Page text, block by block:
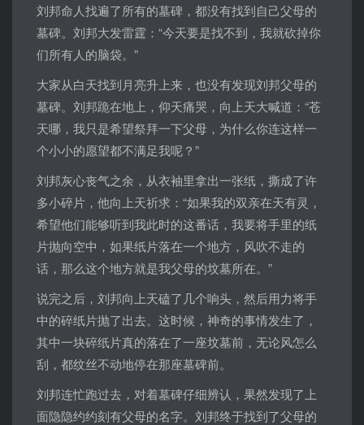
刘邦命人找遍了所有的墓碑，都没有找到自己父母的
墓碑。刘邦大发雷霆：“今天要是找不到，我就砍掉你
们所有人的脑袋。”
大家从白天找到月亮升上来，也没有发现刘邦父母的
墓碑。刘邦跪在地上，仰天痛哭，向上天大喊道：“苍
天哪，我只是希望祭拜一下父母，为什么你连这样一
个小小的愿望都不满足我呢？”
刘邦灰心丧气之余，从衣袖里拿出一张纸，撕成了许
多小碎片，他向上天祈求：“如果我的双亲在天有灵，
希望他们能够听到我此时的这番话，我要将手里的纸
片抛向空中，如果纸片落在一个地方，风吹不走的
话，那么这个地方就是我父母的坟墓所在。”
说完之后，刘邦向上天磕了几个响头，然后用力将手
中的碎纸片抛了出去。这时候，神奇的事情发生了，
其中一块碎纸片真的落在了一座坟墓前，无论风怎么
刮，都纹丝不动地停在那座墓碑前。
刘邦连忙跑过去，对着墓碑仔细辨认，果然发现了上
面隐隐约约刻有父母的名字。刘邦终于找到了父母的